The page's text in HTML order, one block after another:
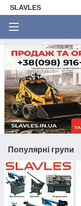
SLAVLES
Популярні групи